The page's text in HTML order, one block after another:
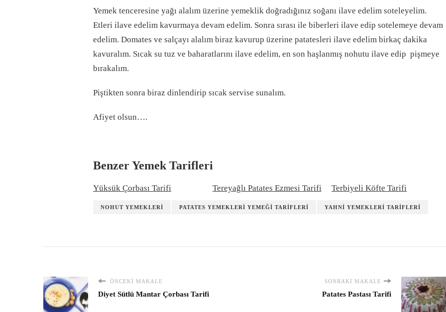
Yemek tenceresine yağı alalım üzerine yemeklik doğradığınız soğanı ilave edelim soteleyelim.
Etleri ilave edelim kavurmaya devam edelim. Sonra sırası ile biberleri ilave edip sotelemeye devam
edelim. Domates ve salçayı alalım biraz kavurup üzerine patatesleri ilave edelim birkaç dakika
kavuralım. Sıcak su tuz ve baharatlarını ilave edelim, en son haşlanmış nohutu ilave edip pişmeye
bırakalım.
Piştikten sonra biraz dinlendirip sıcak servise sunalım.
Afiyet olsun….
Benzer Yemek Tarifleri
Yüksük Çorbası Tarifi Tereyağlı Patates Ezmesi Tarifi Terbiyeli Köfte Tarifi
NOHUT YEMEKLERI PATATES YEMEKLERI YEMEĞI TARIFLERI YAHNI YEMEKLERI TARIFLERI
ÖNCEKI MAKALE
Diyet Sütlü Mantar Çorbası Tarifi
SONRAKI MAKALE
Patates Pastası Tarifi